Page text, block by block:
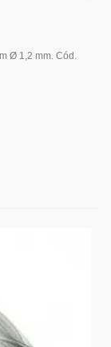
Ø 1,2 mm. Cód.